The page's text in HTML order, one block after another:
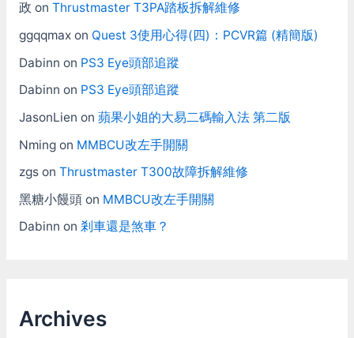
政 on Thrustmaster T3PA踏板拆解維修
ggqqmaxon Quest 3使用心得(四)：PCVR篇 (精簡版)
Dabinn on PS3 Eye頭部追蹤
Dabinn on PS3 Eye頭部追蹤
JasonLien on 蘋果小姐的大易二碼輸入法 第二版
Nmingon MMBCU改左手開關
zgson Thrustmaster T300故障拆解維修
黑糖小饅頭on MMBCU改左手開關
Dabinn on 剎車還是煞車？
Archives